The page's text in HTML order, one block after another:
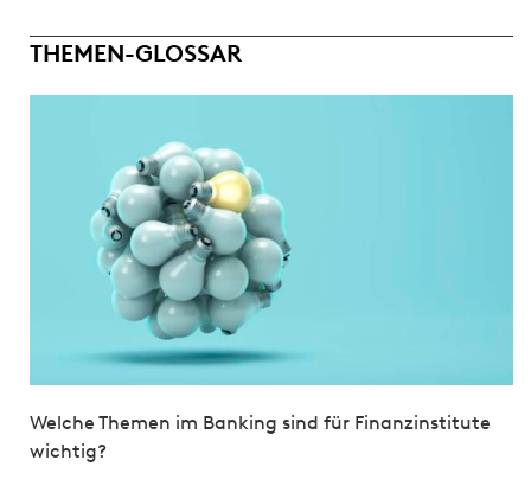
THEMEN-GLOSSAR
Welche Themen im Banking sind für Finanzinstitute
wichtig?